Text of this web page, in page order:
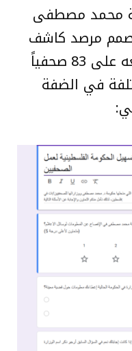
محمد مصطفى
صمم مرصد كاشف
استطلاعا للرأي وقام بتوزيعه على 83 صحفياً
في الضفة